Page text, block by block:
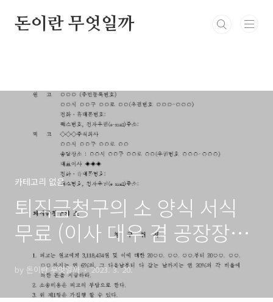
돈이란 무엇일까
카테고리 없음
퇴직금청구의 소 양식 서식
무료 (이사 대우 겸 공장장으
로 일한 경우)
by 돈이란 무엇일까 2023. 3. 20.